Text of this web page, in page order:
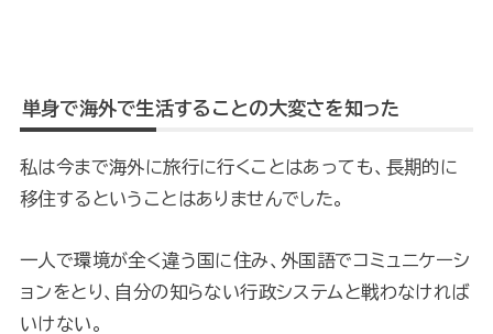
単身で海外で生活することの大変さを知った
私は今まで海外に旅行に行くことはあっても、長期的に
移住するということはありませんでした。
一人で環境が全く違う国に住み、外国語でコミュニケーシ
ョンをとり、自分の知らない行政システムと戦わなければ
いけない。